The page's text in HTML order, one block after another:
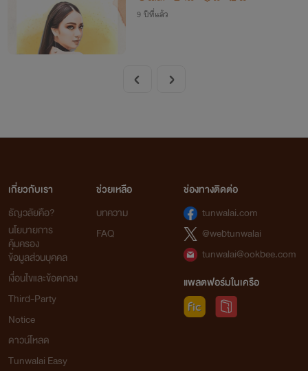
9 ปีที่แล้ว
เกี่ยวกับเรา
ธัญวลัยคือ?
นโยบายการ
คุ้มครอง
ข้อมูลส่วนบุคคล
เงื่อนไขและข้อตกลง
Third-Party
Notice
ดาวน์โหลด
Tunwalai Easy
ช่วยเหลือ
บทความ
FAQ
ช่องทางติดต่อ
tunwalai.com
@webtunwalai
tunwalai@ookbee.com
แพลตฟอร์มในเครือ